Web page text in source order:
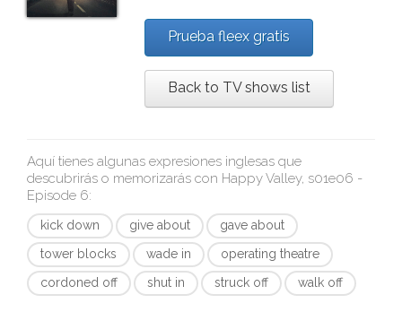
Prueba fleex gratis
Back to TV shows list
Aquí tienes algunas expresiones inglesas que
descubrirás o memorizarás con Happy Valley, s01e06 -
Episode 6:
kick down give about
gave about
tower blocks
wade in
operating theatre
cordoned off
shut in struck off walk off